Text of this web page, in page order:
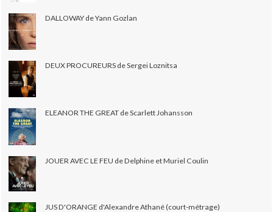
DALLOWAY de Yann Gozlan
DEUX PROCUREURS de Sergei Loznitsa
ELEANOR THE GREAT de Scarlett Johansson
JOUER AVEC LE FEU de Delphine et Muriel Coulin
JUS D'ORANGE d'Alexandre Athané (court-métrage)